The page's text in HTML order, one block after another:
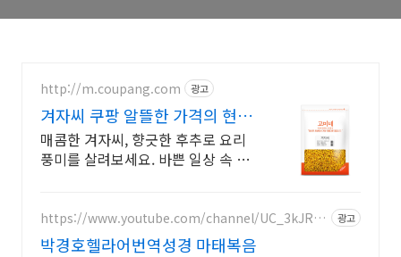
http://m.coupang.com 광고
겨자씨 쿠팡 알뜰한 가격의 현명
한 선택
매콤한 겨자씨, 향긋한 후추로 요리
풍미를 살려보세요. 바쁜 일상 속 요
https://www.youtube.com/channel/UC_3kJRp
광고
박경호헬라어번역성경 마태복음